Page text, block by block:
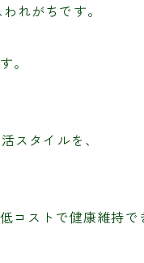
れがちです。
。
スタイルを、
コストで健康維持